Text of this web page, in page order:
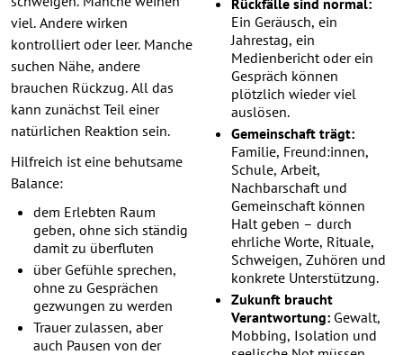
viel. Andere wirken
kontrolliert oder leer. Manche
suchen Nähe, andere
brauchen Rückzug. All das
kann zunächst Teil einer
natürlichen Reaktion sein.
Hilfreich ist eine behutsame
Balance:
dem Erlebten Raum
geben, ohne sich ständig
damit zu überfluten
über Gefühle sprechen,
ohne zu Gesprächen
gezwungen zu werden
Trauer zulassen, aber
auch Pausen von der
Rückfälle sind normal:
Ein Geräusch, ein
Jahrestag, ein
Medienbericht oder ein
Gespräch können
plötzlich wieder viel
auslösen.
Gemeinschaft trägt:
Familie, Freund:innen,
Schule, Arbeit,
Nachbarschaft und
Gemeinschaft können
Halt geben – durch
ehrliche Worte, Rituale,
Schweigen, Zuhören und
konkrete Unterstützung.
Zukunft braucht
Verantwortung: Gewalt,
Mobbing, Isolation und